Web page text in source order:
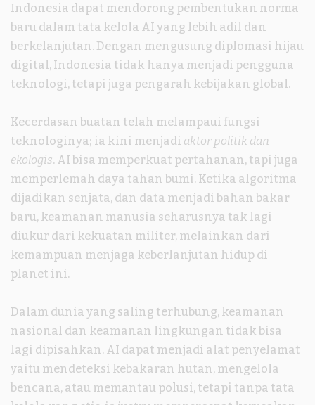
Indonesia dapat mendorong pembentukan norma
baru dalam tata kelola AI yang lebih adil dan
berkelanjutan. Dengan mengusung diplomasi hijau
digital, Indonesia tidak hanya menjadi pengguna
teknologi, tetapi juga pengarah kebijakan global.
Kecerdasan buatan telah melampaui fungsi
teknologinya; ia kini menjadi aktor politik dan
ekologis. AI bisa memperkuat pertahanan, tapi juga
memperlemah daya tahan bumi. Ketika algoritma
dijadikan senjata, dan data menjadi bahan bakar
baru, keamanan manusia seharusnya tak lagi
diukur dari kekuatan militer, melainkan dari
kemampuan menjaga keberlanjutan hidup di
planet ini.
Dalam dunia yang saling terhubung, keamanan
nasional dan keamanan lingkungan tidak bisa
lagi dipisahkan. AI dapat menjadi alat penyelamat
yaitu mendeteksi kebakaran hutan, mengelola
bencana, atau memantau polusi, tetapi tanpa tata